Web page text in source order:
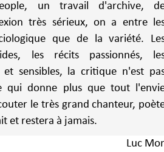
un travail d'archive,
très sérieux, on a entre
que de la variété.
les récits passionnés,
et sensibles, la critique n'est
le très grand chanteur,
et restera à jamais.
Luc